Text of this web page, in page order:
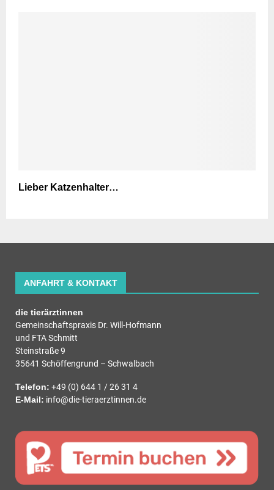
Lieber Katzenhalter…
ANFAHRT & KONTAKT
die tierärztinnen
Gemeinschaftspraxis Dr. Will-Hofmann
und FTA Schmitt
Steinstraße 9
35641 Schöffengrund – Schwalbach
Telefon: +49 (0) 644 1 / 26 31 4
E-Mail: info@die-tieraerztinnen.de